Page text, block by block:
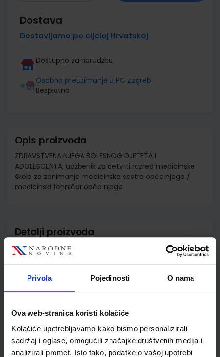
Privola Pojedinosti O nama
Ova web-stranica koristi kolačiće
Kolačiće upotrebljavamo kako bismo personalizirali
sadržaj i oglase, omogućili značajke društvenih medija i
analizirali promet. Isto tako, podatke o vašoj upotrebi
Dostava
Dostavljamo po cijeloj Hrvatskoj
Dostupno za narudžbu
Osobno preuzimanje u PC Zagreb
Besplatno
Opis proizvoda
ZDRAVSTVENA NJEGA BOLESNOG DJETETA I
ADOLESCENTA; udžbenik za četvrti razred medicinske
škole za zanimanje medicinska sestra opće njege /
medicinski tehničar opće njege
Detalji proizvoda
Šifra proizvoda
Jedinična mjera
kom
Nakladnik
MEDICINSKA NAKLADA
Monika Lovrek Seničić
Vrsta školske knjige
UDŽBENIK
Vrsta škole
3 STRUKOVNA